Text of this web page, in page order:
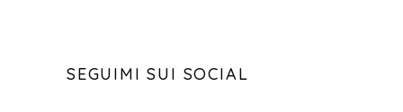
SEGUIMI SUI SOCIAL